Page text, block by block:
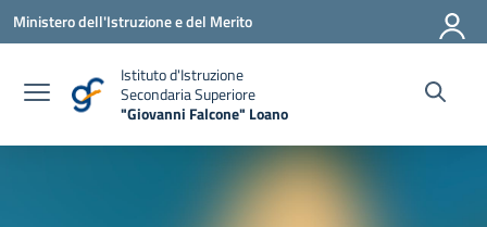
Vai ai contenuti
Vai al menu di navigazione
Vai al footer
Ministero dell'Istruzione e del Merito
Istituto d'Istruzione
Secondaria Superiore
"Giovanni Falcone" Loano